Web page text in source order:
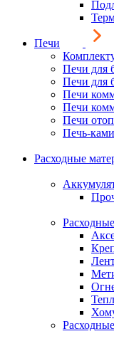
Печи
Печи для
Печи для
Печи
Печи
Печи
Печь-
Расходные